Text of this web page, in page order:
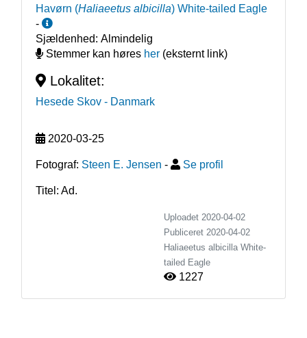
Havørn (Haliaeetus albicilla) White-tailed Eagle
-
Sjældenhed: Almindelig
Stemmer kan høres her(eksternt link)
Lokalitet:
Hesede Skov - Danmark
2020-03-25
Fotograf: Steen E. Jensen - Se profil
Titel: Ad.
Uploadet 2020-04-02
Publiceret 2020-04-02
Haliaeetus albicilla White-
tailed Eagle
1227